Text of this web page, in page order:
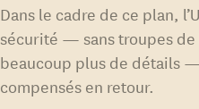
Dans le cadre de ce plan,
sécurité — sans troupes de
beaucoup plus de détails
compensés en retour.